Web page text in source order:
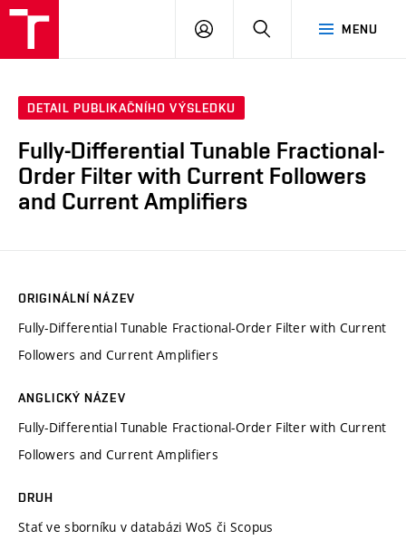
MENU
PŘIHLÁSIT
DETAIL PUBLIKAČNÍHO VÝSLEDKU
Fully-Differential Tunable Fractional-
Order Filter with Current Followers
and Current Amplifiers
ORIGINÁLNÍ NÁZEV
Fully-Differential Tunable Fractional-Order Filter with Current
Followers and Current Amplifiers
ANGLICKÝ NÁZEV
Fully-Differential Tunable Fractional-Order Filter with Current
Followers and Current Amplifiers
DRUH
Stať ve sborníku v databázi WoS či Scopus